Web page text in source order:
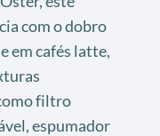
com o dobro
em cafés latte,
filtro
espumador